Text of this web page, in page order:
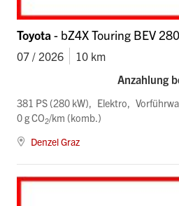
Toyota - bZ4X Touring BEV
07 / 2026 10 km
Anzahlung
381 PS (280 kW) Elektro
0 g CO2/km (komb.)
Denzel Graz